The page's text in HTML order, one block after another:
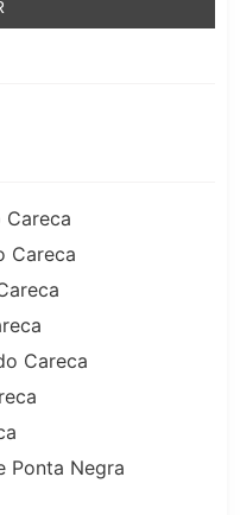
Careca
Careca
Ponta Negra